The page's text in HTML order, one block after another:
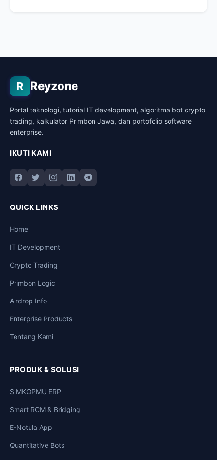
R Reyzone
Portal teknologi, tutorial IT development, algoritma bot crypto
trading, kalkulator Primbon Jawa, dan portofolio software
enterprise.
IKUTI KAMI
QUICK LINKS
Home
IT Development
Crypto Trading
Primbon Logic
Airdrop Info
Enterprise Products
Tentang Kami
PRODUK & SOLUSI
SIMKOPMU ERP
Smart RCM & Bridging
E-Notula App
Quantitative Bots